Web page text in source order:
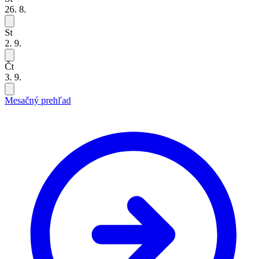
26. 8.
St
2. 9.
Čt
3. 9.
Mesačný prehľad